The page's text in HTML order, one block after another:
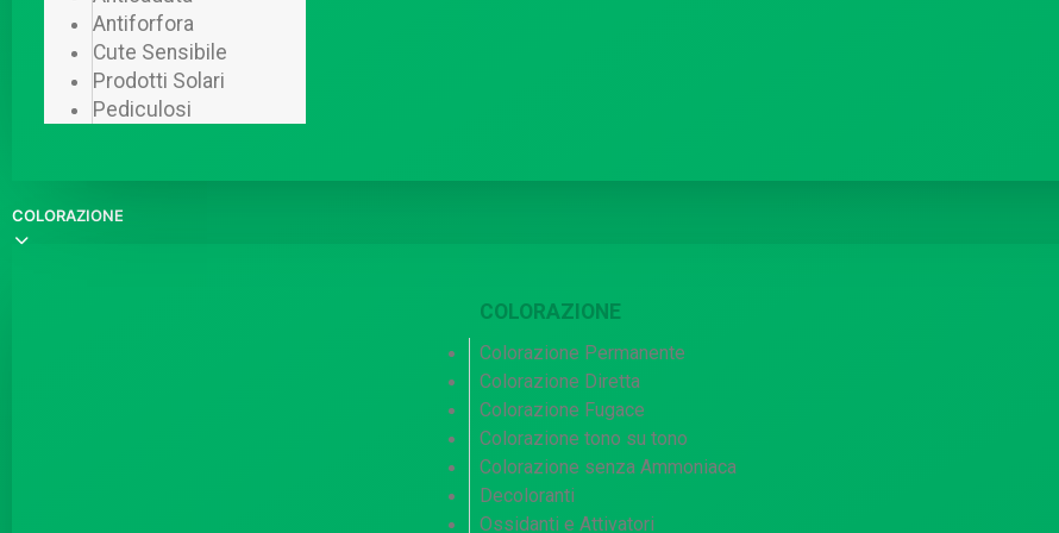
Antiforfora
Cute Sensibile
Prodotti Solari
Pediculosi
COLORAZIONE
COLORAZIONE
Colorazione Permanente
Colorazione Diretta
Colorazione Fugace
Colorazione tono su tono
Colorazione senza Ammoniaca
Decoloranti
Ossidanti e Attivatori